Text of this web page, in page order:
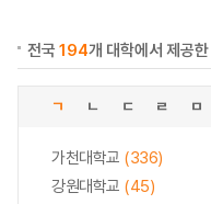
전국194개 대학에서 제공한
ㄱ ㄴ ㄷ ㄹ ㅁ
가천대학교 (336)
강원대학교 (45)